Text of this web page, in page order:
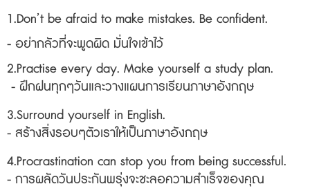
1.Don’t be afraid to make mistakes. Be confident.
- อย่ากลัวที่จะพูดผิด มั่นใจเข้าไว้
2.Practise every day. Make yourself a study plan.
- ฝึกฝนทุกๆวันและวางแผนการเรียนภาษาอังกฤษ
3.Surround yourself in English.
- สร้างสิ่งรอบๆตัวเราให้เป็นภาษาอังกฤษ
4.Procrastination can stop you from being successful.
- การผลัดวันประกันพรุ่งจะชะลอความสำเร็จของคุณ